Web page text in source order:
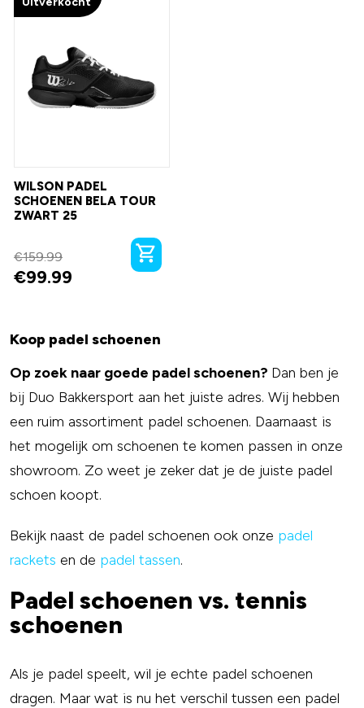
WILSON PADEL
SCHOENEN BELA TOUR
ZWART 25
€159.99
€99.99
Koop padel schoenen
Op zoek naar goede padel schoenen? Dan ben je
bij Duo Bakkersport aan het juiste adres. Wij hebben
een ruim assortiment padel schoenen. Daarnaast is
het mogelijk om schoenen te komen passen in onze
showroom. Zo weet je zeker dat je de juiste padel
schoen koopt.
Bekijk naast de padel schoenen ook onze padel
rackets en de padel tassen.
Padel schoenen vs. tennis
schoenen
Als je padel speelt, wil je echte padel schoenen
dragen. Maar wat is nu het verschil tussen een padel